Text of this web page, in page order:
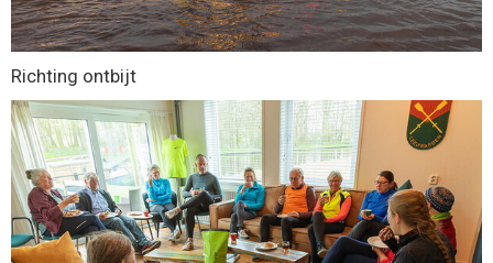
Richting ontbijt